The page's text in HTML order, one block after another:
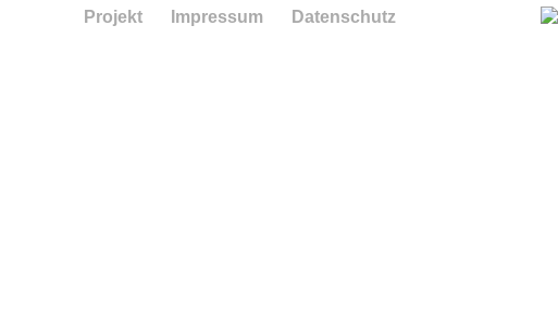
Projekt Impressum Datenschutz